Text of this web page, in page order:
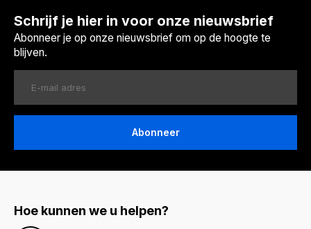
Schrijf je hier in voor onze nieuwsbrief
Abonneer je op onze nieuwsbrief om op de hoogte te
blijven.
Abonneer
Hoe kunnen we u helpen?